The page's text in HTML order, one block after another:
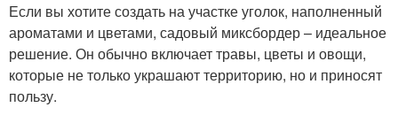
Если вы хотите создать на участке уголок, наполненный
ароматами и цветами, садовый миксбордер – идеальное
решение. Он обычно включает травы, цветы и овощи,
которые не только украшают территорию, но и приносят
пользу.